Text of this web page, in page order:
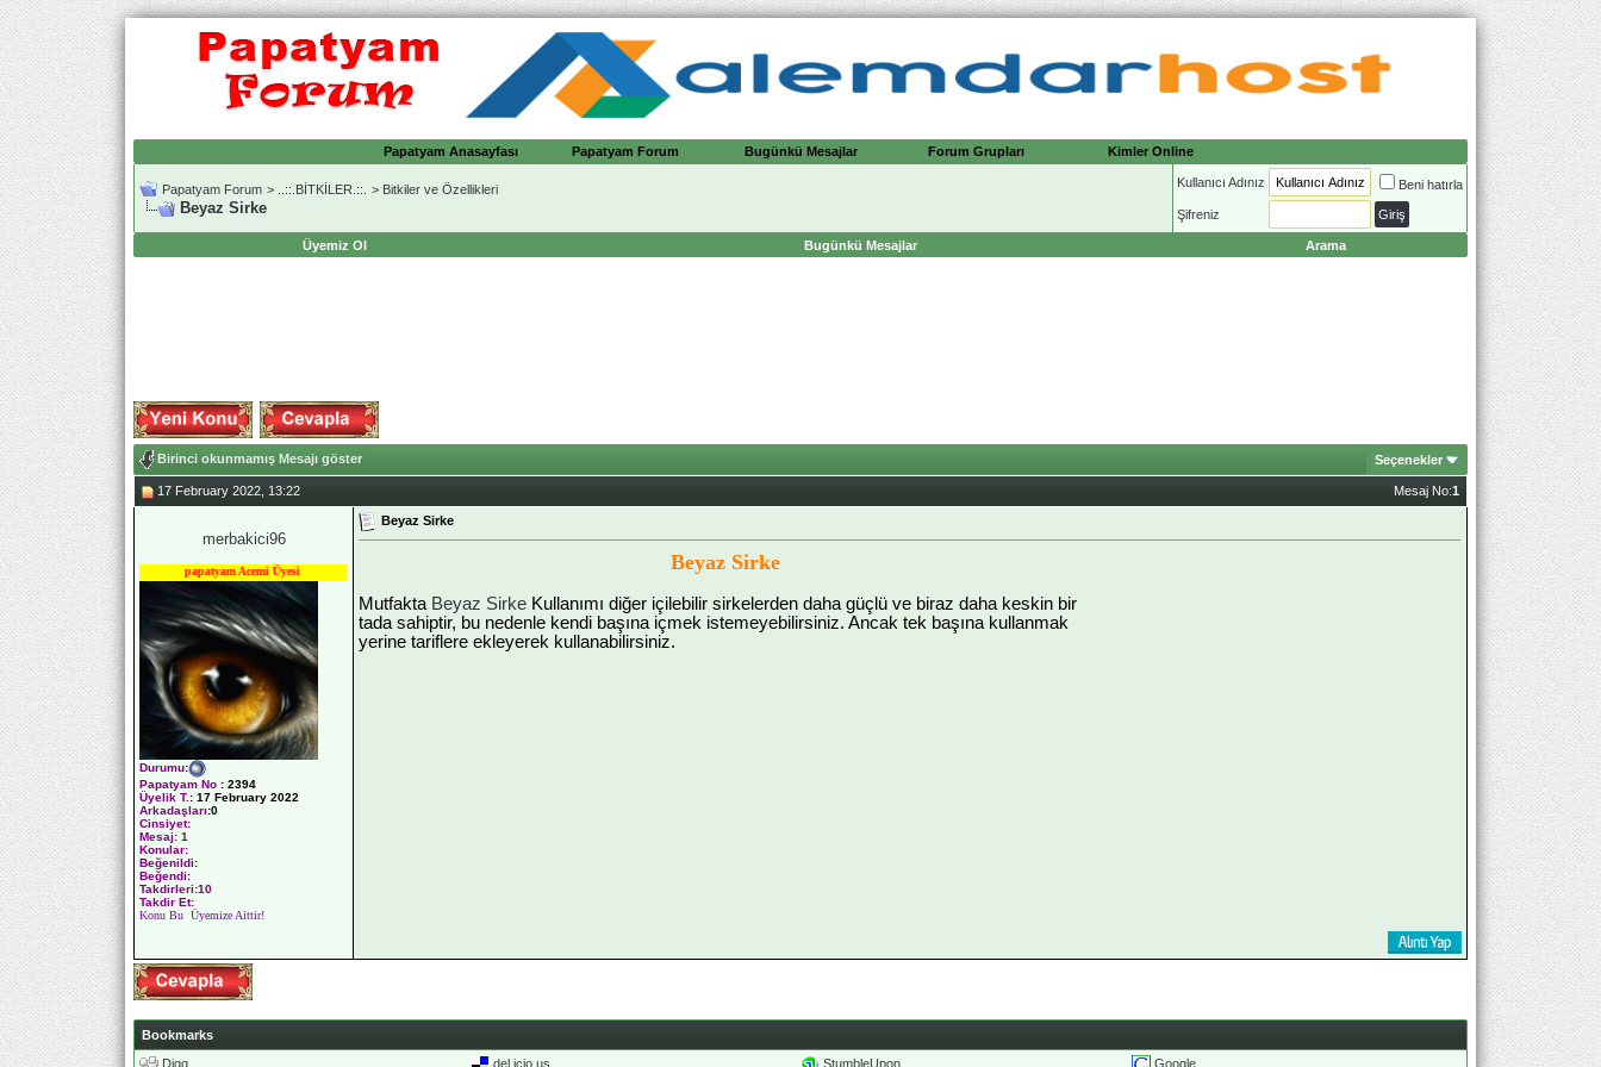
Papatyam Anasayfası Papatyam Forum Bugünkü Mesajlar Forum Grupları Kimler Online
Papatyam Forum > ..::.BİTKİLER.::. > Bitkiler ve Özellikleri
Beyaz Sirke
Kullanıcı Adınız Beni hatırla
Şifreniz
Üyemiz Ol Bugünkü Mesajlar Arama
Birinci okunmamış Mesajı göster Seçenekler
17 February 2022, 13:22 Mesaj No:1
merbakici96
papatyam Acemi Üyesi
Durumu:
Papatyam No : 2394
Üyelik T.: 17 February 2022
Arkadaşları:0
Cinsiyet:
Mesaj: 1
Konular:
Beğenildi:
Beğendi:
Takdirleri:10
Takdir Et:
Konu Bu Üyemize Aittir!
Beyaz Sirke
Beyaz Sirke
Mutfakta Beyaz Sirke Kullanımı diğer içilebilir sirkelerden daha güçlü ve biraz daha keskin bir
tada sahiptir, bu nedenle kendi başına içmek istemeyebilirsiniz. Ancak tek başına kullanmak
yerine tariflere ekleyerek kullanabilirsiniz.
Bookmarks
Digg
del.icio.us StumbleUpon Google